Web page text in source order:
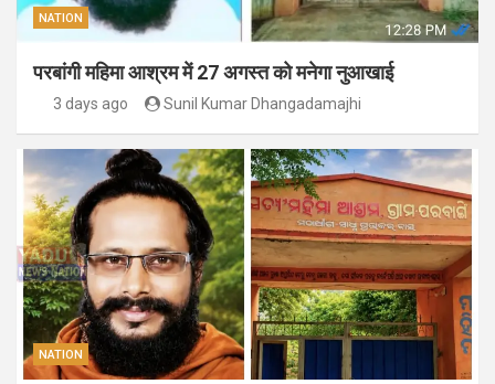
NATION
परबांगी महिमा आश्रम में 27 अगस्त को मनेगा नुआखाई
3 days ago Sunil Kumar Dhangadamajhi
NATION